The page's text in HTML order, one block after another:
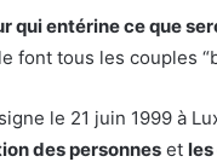
qui entérine ce que
font tous les couples
le 21 juin 1999 à
des personnes et